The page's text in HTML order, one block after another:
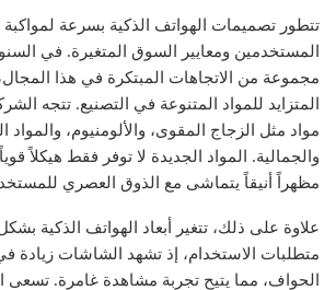
تتطور تصميمات الهواتف الذكية بسرعة لمواكبة
المستخدمين ومعايير السوق المتغيرة. في
مجموعة من الاتجاهات المبتكرة في هذا المجال،
المتزايد للمواد المتنوعة في التصنيع. تتجه
مواد مثل الزجاج المقوى، والألومنيوم، والمواد
والجمالية. المواد الجديدة لا توفر فقط هيكلاً
مظهراً أنيقاً يتماشى مع الذوق العصري
علاوة على ذلك، تتغير أبعاد الهواتف الذكية
متطلبات الاستخدام، إذ تشهد الشاشات زيادة
الحواف، مما يتيح تجربة مشاهدة غامرة. تسعى